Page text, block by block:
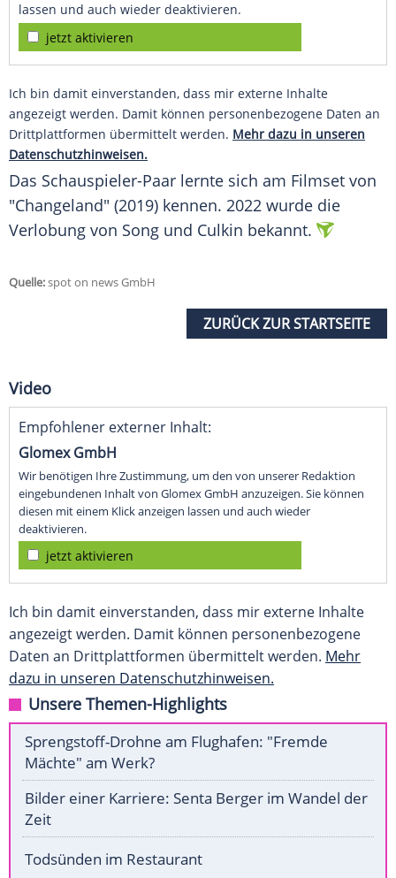
lassen und auch wieder deaktivieren.
jetzt aktivieren
Ich bin damit einverstanden, dass mir externe Inhalte
angezeigt werden. Damit können personenbezogene Daten an
Drittplattformen übermittelt werden. Mehr dazu in unseren
Datenschutzhinweisen.
Das Schauspieler-Paar lernte sich am Filmset von
"Changeland" (2019) kennen. 2022 wurde die
Verlobung von Song und Culkin bekannt.
Quelle:spot on news GmbH
ZURÜCK ZUR STARTSEITE
Video
Empfohlener externer Inhalt:
Glomex GmbH
Wir benötigen Ihre Zustimmung, um den von unserer Redaktion
eingebundenen Inhalt von Glomex GmbH anzuzeigen. Sie können
diesen mit einem Klick anzeigen lassen und auch wieder
deaktivieren.
jetzt aktivieren
Ich bin damit einverstanden, dass mir externe Inhalte
angezeigt werden. Damit können personenbezogene
Daten an Drittplattformen übermittelt werden. Mehr
dazu in unseren Datenschutzhinweisen.
Unsere Themen-Highlights
Sprengstoff-Drohne am Flughafen: "Fremde
Mächte" am Werk?
Bilder einer Karriere: Senta Berger im Wandel der
Zeit
Todsünden im Restaurant